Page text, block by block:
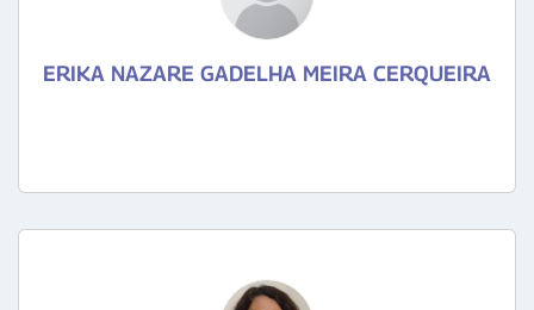
ERIKA NAZARE GADELHA MEIRA CERQUEIRA